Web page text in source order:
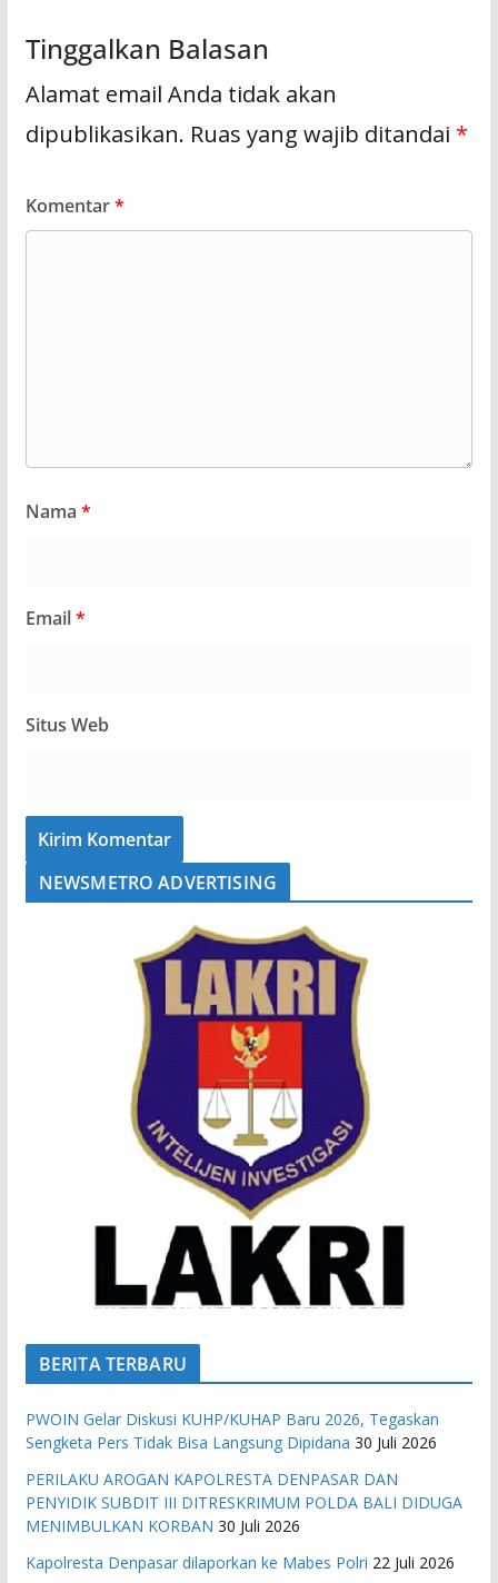
Tinggalkan Balasan
Alamat email Anda tidak akan
dipublikasikan. Ruas yang wajib ditandai *
Komentar*
Nama *
Email*
Situs Web
NEWSMETRO ADVERTISING
BERITA TERBARU
PWOIN Gelar Diskusi KUHP/KUHAP Baru 2026, Tegaskan
Sengketa Pers Tidak Bisa Langsung Dipidana 30 Juli 2026
PERILAKU AROGAN KAPOLRESTA DENPASAR DAN
PENYIDIK SUBDIT III DITRESKRIMUM POLDA BALI DIDUGA
MENIMBULKAN KORBAN 30 Juli 2026
Kapolresta Denpasar dilaporkan ke Mabes Polri 22 Juli 2026